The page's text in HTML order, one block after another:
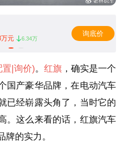
元 6.34万
询底价
置|询价)。红旗 ，确实是一个
国产豪华品牌，在电动汽车
已经崭露头角了，当时它的
。这么来看的话，红旗汽车
牌的实力。